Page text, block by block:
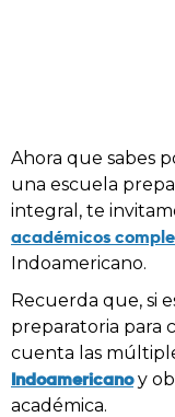
Ahora que sabes
una escuela
integral, te
académicos
Indoamericano.
Recuerda que, si
preparatoria para
cuenta las
Indoamericanoy
académica.